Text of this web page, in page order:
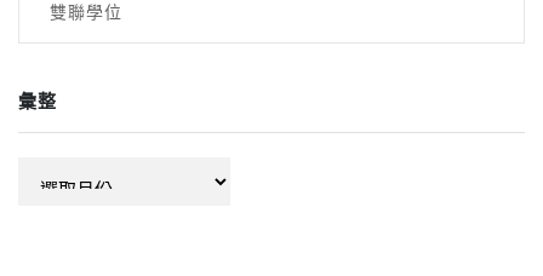
雙聯學位
彙整